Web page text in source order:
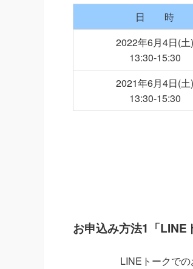
日 時
2022年6月4日(土)
13:30-15:30
2021年6月4日(土)
13:30-15:30
お申込み方法1「LINE
LINEトークで